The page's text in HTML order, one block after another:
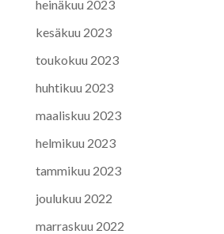
heinäkuu 2023
kesäkuu 2023
toukokuu 2023
huhtikuu 2023
maaliskuu 2023
helmikuu 2023
tammikuu 2023
joulukuu 2022
marraskuu 2022